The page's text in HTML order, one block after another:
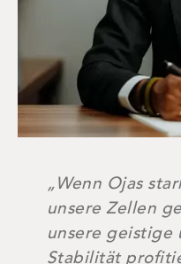
„Wenn Ojas
unsere Zellen
unsere geistige
Stabilität